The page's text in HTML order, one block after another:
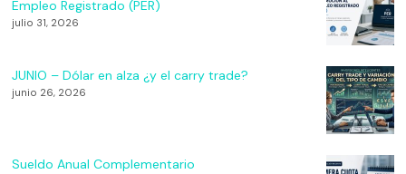
Empleo Registrado (PER)
julio 31, 2026
JUNIO – Dólar en alza ¿y el carry trade?
junio 26, 2026
Sueldo Anual Complementario